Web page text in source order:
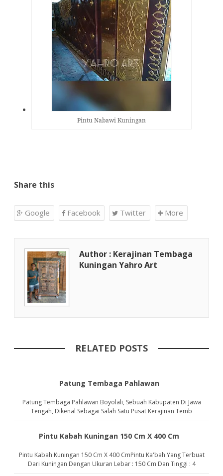
Pintu Nabawi Kuningan
Share this
Google Facebook Twitter More
Author : Kerajinan Tembaga
Kuningan Yahro Art
RELATED POSTS
Patung Tembaga Pahlawan
Patung Tembaga Pahlawan Boyolali, Sebuah Kabupaten Di Jawa
Tengah, Dikenal Sebagai Salah Satu Pusat Kerajinan Temb
Pintu Kabah Kuningan 150 Cm X 400 Cm
Pintu Kabah Kuningan 150 Cm X 400 CmPintu Ka'bah Yang Terbuat
Dari Kuningan Dengan Ukuran Lebar : 150 Cm Dan Tinggi : 4